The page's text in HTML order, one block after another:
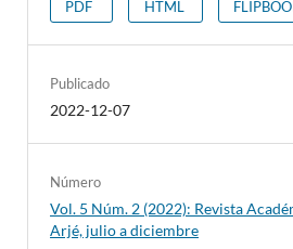
PDF HTML
Publicado
2022-12-07
Número
Vol. 5 Núm. 2 (2022): Revista
Arjé, julio a diciembre